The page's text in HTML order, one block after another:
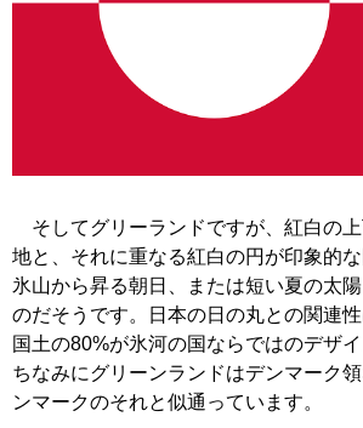
そしてグリーランドですが、紅白の
地と、それに重なる紅白の円が印象的
氷山から昇る朝日、または短い夏の太
のだそうです。日本の日の丸との関連性
国土の80%が氷河の国ならではのデザイ
ちなみにグリーンランドはデンマーク
ンマークのそれと似通っています。